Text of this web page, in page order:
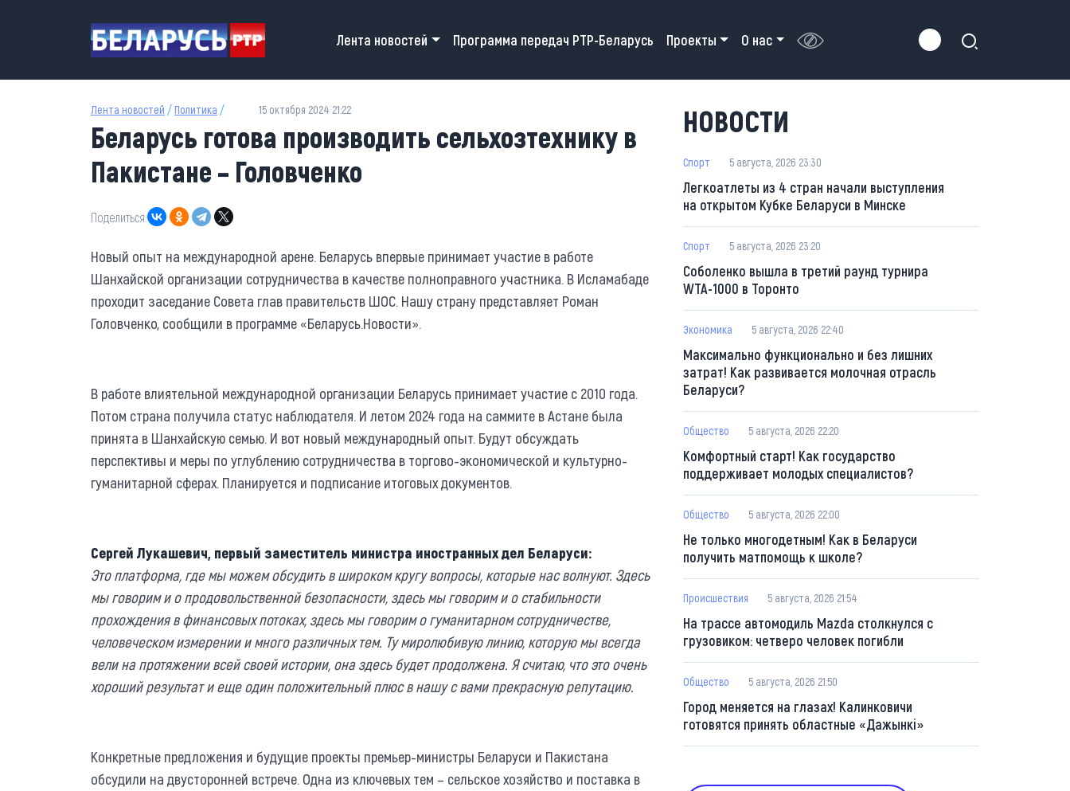
Main navigation
Лента новостей Программа передач РТР-Беларусь Проекты О нас
Лента новостей / Политика / 15 октября 2024 21:22
Беларусь готова производить сельхозтехнику в
Пакистане – Головченко
Поделиться:
Новый опыт на международной арене. Беларусь впервые принимает участие в работе
Шанхайской организации сотрудничества в качестве полноправного участника. В Исламабаде
проходит заседание Совета глав правительств ШОС. Нашу страну представляет Роман
Головченко, сообщили в программе «Беларусь.Новости».
В работе влиятельной международной организации Беларусь принимает участие с 2010 года.
Потом страна получила статус наблюдателя. И летом 2024 года на саммите в Астане была
принята в Шанхайскую семью. И вот новый международный опыт. Будут обсуждать
перспективы и меры по углублению сотрудничества в торгово-экономической и культурно-
гуманитарной сферах. Планируется и подписание итоговых документов.
Сергей Лукашевич, первый заместитель министра иностранных дел Беларуси:
Это платформа, где мы можем обсудить в широком кругу вопросы, которые нас волнуют. Здесь
мы говорим и о продовольственной безопасности, здесь мы говорим и о стабильности
прохождения в финансовых потоках, здесь мы говорим о гуманитарном сотрудничестве,
человеческом измерении и много различных тем. Ту миролюбивую линию, которую мы всегда
вели на протяжении всей своей истории, она здесь будет продолжена. Я считаю, что это очень
хороший результат и еще один положительный плюс в нашу с вами прекрасную репутацию.
Конкретные предложения и будущие проекты премьер-министры Беларуси и Пакистана
обсудили на двусторонней встрече. Одна из ключевых тем – сельское хозяйство и поставка в
НОВОСТИ
Спорт 5 августа, 2026 23:30
Легкоатлеты из 4 стран начали выступления
на открытом Кубке Беларуси в Минске
Спорт 5 августа, 2026 23:20
Соболенко вышла в третий раунд турнира
WTA-1000 в Торонто
Экономика 5 августа, 2026 22:40
Максимально функционально и без лишних
затрат! Как развивается молочная отрасль
Беларуси?
Общество 5 августа, 2026 22:20
Комфортный старт! Как государство
поддерживает молодых специалистов?
Общество 5 августа, 2026 22:00
Не только многодетным! Как в Беларуси
получить матпомощь к школе?
Происшествия 5 августа, 2026 21:54
На трассе автомодиль Mazda столкнулся с
грузовиком: четверо человек погибли
Общество 5 августа, 2026 21:50
Город меняется на глазах! Калинковичи
готовятся принять областные «Дажынкі»